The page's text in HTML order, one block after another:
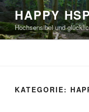
Zum
Inhalt
springen
HAPPY
Hochsensibel und
KATEGORIE: